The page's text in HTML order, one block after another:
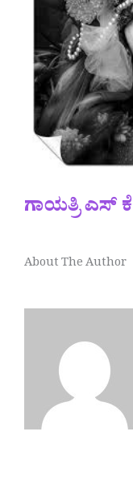
ಗಾಯತ್ರಿ ಎಸ್ ಕೆ
About The Author